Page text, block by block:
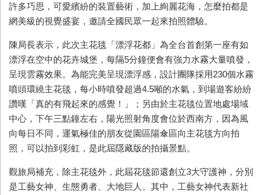
許多巧思，可愛繽紛的裝置藝術，加上絢麗花海，怎麼拍都是
網美級的視覺盛宴，邀請全國民眾一起來拍照體驗。
陳局長表示，此次主花毯「漂浮花都」為全台首創第一座有如
漂浮在空中的花卉城堡，每隔5分鐘便會有強力水霧大量噴發，
呈現雲霧效果。為能完美呈現漂浮感，設計團隊採用230個水霧
噴頭環繞主花毯，每小時噴發超過4.5噸的水氣，到場遊客紛紛
讚嘆「真的有飛起來的感覺！」；另由於主花毯位置地處場域
中心，下午三點鐘左右，陽光照射角度會位於西南方，因為風
向每日不同，運氣極佳的朋友從園區陽傘區向主花毯方向拍
照，可以拍到彩虹，是此屆隱藏版的拍攝景點。
觀旅局補充，除主花毯外，此屆花毯節還創立3大守護神，分別
是工藝女神、生態勇者、大地巨人。其中，工藝女神代表新社